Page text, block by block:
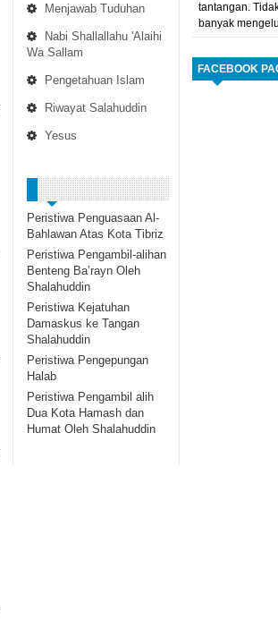
Menjawab Tuduhan
Nabi Shallallahu 'Alaihi
Wa Sallam
Pengetahuan Islam
Riwayat Salahuddin
Yesus
Peristiwa Penguasaan Al-
Bahlawan Atas Kota Tibriz
Peristiwa Pengambil-alihan
Benteng Ba’rayn Oleh
Shalahuddin
Peristiwa Kejatuhan
Damaskus ke Tangan
Shalahuddin
Peristiwa Pengepungan
Halab
Peristiwa Pengambil alih
Dua Kota Hamash dan
Humat Oleh Shalahuddin
tantangan.
banyak
FACEBOOK